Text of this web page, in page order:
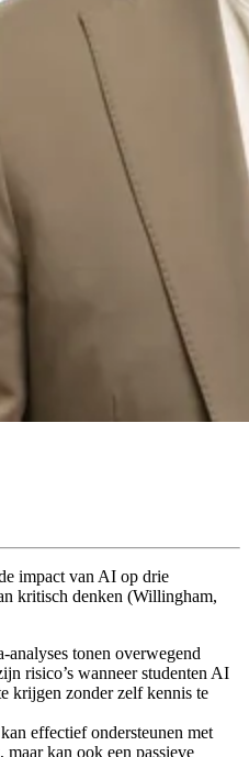
impact van AI op drie
kritisch denken (Willingham,
analyses tonen overwegend
risico’s wanneer studenten AI
krijgen zonder zelf kennis te
effectief ondersteunen met
maar kan ook een passieve